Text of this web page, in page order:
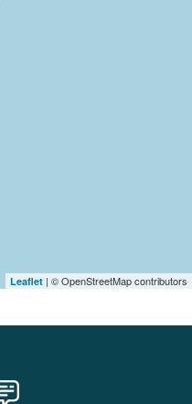
Leaflet | © OpenStreetMap contributors